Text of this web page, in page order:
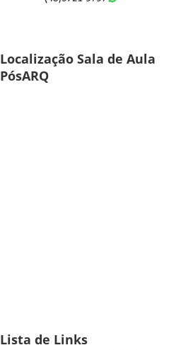
Localização Sala de Aula
PósARQ
Lista de Links